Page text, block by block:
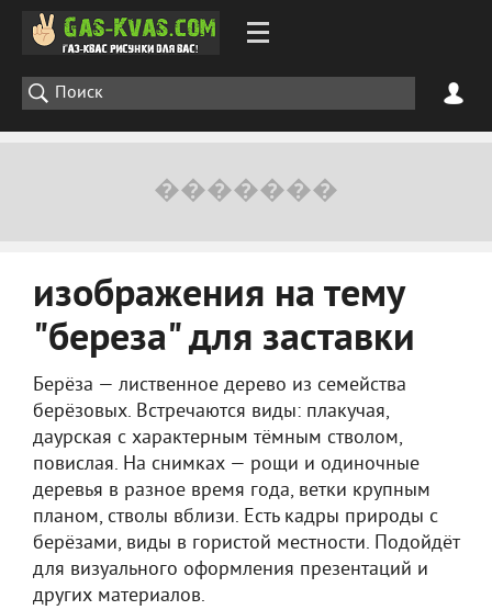
изображения на тему
"береза" для заставки
Берёза — лиственное дерево из семейства
берёзовых. Встречаются виды: плакучая,
даурская с характерным тёмным стволом,
повислая. На снимках — рощи и одиночные
деревья в разное время года, ветки крупным
планом, стволы вблизи. Есть кадры природы с
берёзами, виды в гористой местности. Подойдёт
для визуального оформления презентаций и
других материалов.